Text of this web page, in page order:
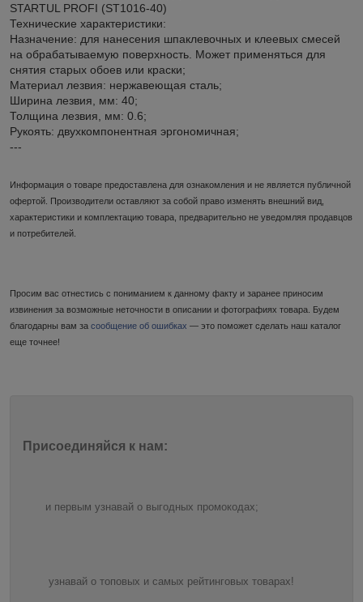
STARTUL PROFI (ST1016-40)
Технические характеристики:
Назначение: для нанесения шпаклевочных и клеевых смесей
на обрабатываемую поверхность. Может применяться для
снятия старых обоев или краски;
Материал лезвия: нержавеющая сталь;
Ширина лезвия, мм: 40;
Толщина лезвия, мм: 0.6;
Рукоять: двухкомпонентная эргономичная;
---
Информация о товаре предоставлена для ознакомления и не является публичной
офертой. Производители оставляют за собой право изменять внешний вид,
характеристики и комплектацию товара, предварительно не уведомляя продавцов
и потребителей.
Просим вас отнестись с пониманием к данному факту и заранее приносим
извинения за возможные неточности в описании и фотографиях товара. Будем
благодарны вам за сообщение об ошибках — это поможет сделать наш каталог
еще точнее!
Присоединяйся к нам:
и первым узнавай о выгодных промокодах;
узнавай о топовых и самых рейтинговых товарах!